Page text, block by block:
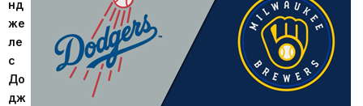
нд
же
ле
с
До
дж